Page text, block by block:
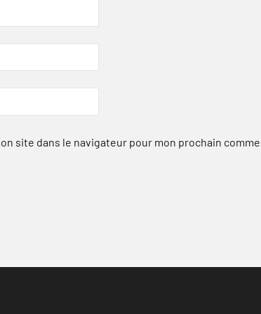
site dans le navigateur pour mon prochain